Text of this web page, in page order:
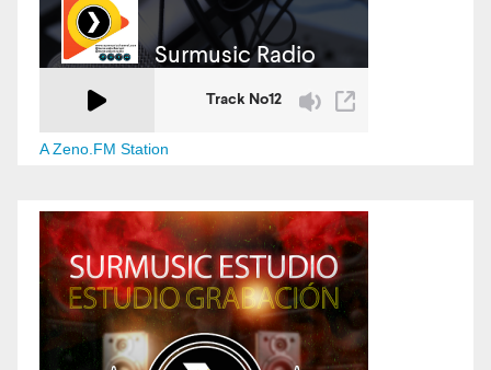
A Zeno.FM Station